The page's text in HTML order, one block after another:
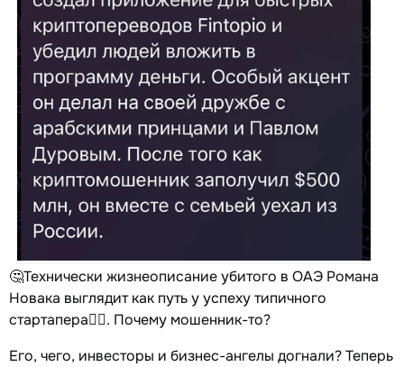
🤔Технически жизнеописание убитого в ОАЭ Романа
Новака выглядит как путь у успеху типичного
стартапера👆🏻. Почему мошенник-то?
Его, чего, инвесторы и бизнес-ангелы догнали? Теперь